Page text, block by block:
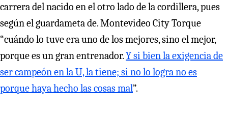
carrera del nacido en el otro lado de la cordillera, pues
según el guardameta de. Montevideo City Torque
“cuándo lo tuve era uno de los mejores, sino el mejor,
porque es un gran entrenador.Y si bien la exigencia de
ser campeón en la U, la tiene; si no lo logra no es
porque haya hecho las cosas mal”.